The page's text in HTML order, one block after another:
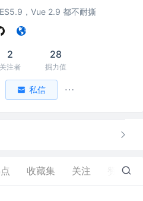
，Vue 2.9 都不耐撕
2
关注者
28
掘力值
私信
收藏集 关注 5